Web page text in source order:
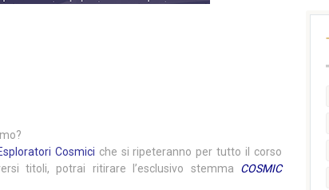
Cosmici che si ripeteranno per tutto il corso
titoli, potrai ritirare l’esclusivo stemma COSMIC